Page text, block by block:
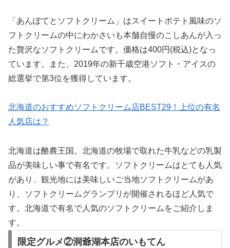
「あんぽてとソフトクリーム」はスイートポテト風味のソ
フトクリームの中にわかさいも本舗自慢のこしあんが入っ
た贅沢なソフトクリームです。価格は400円(税込)となっ
ています。また、2019年の新千歳空港ソフト・アイスの
総選挙で第3位を獲得しています。
北海道のおすすめソフトクリーム店BEST29！上位の有名
人気店は？
北海道は酪農王国。北海道の牧場で取れた牛乳などの乳製
品が美味しい事で有名です。ソフトクリームはとても人気
があり、観光地には美味しいご当地ソフトクリームがあ
り、ソフトクリームグランプリが開催されるほど人気で
す。北海道で有名で人気のソフトクリームをご紹介しま
す。
限定グルメ②洞爺湖本店のいもてん